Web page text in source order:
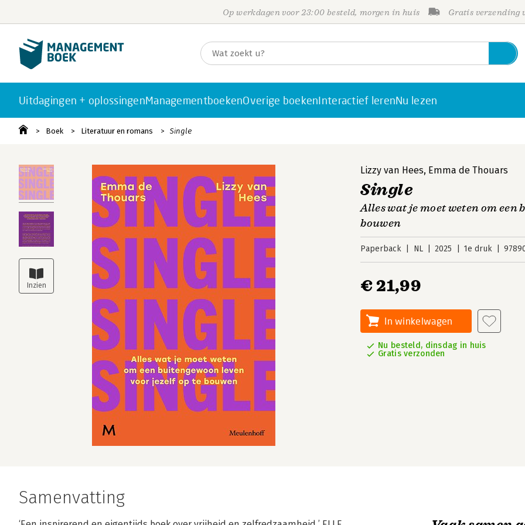
Op werkdagen voor 23:00 besteld, morgen in huis Gratis verzending
Uitdagingen + oplossingenManagementboekenOverige boekenInteractief lerenNu lezen
Boek Literatuur en romans Single
Lizzy van Hees, Emma de Thouars
Single
Alles wat je moet weten om
bouwen
Paperback NL 2025 1e druk
€ 21,99
In winkelwagen
Nu besteld, dinsdag in huis
Gratis verzonden
Samenvatting